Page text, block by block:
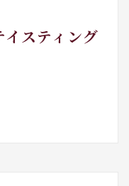
スティング